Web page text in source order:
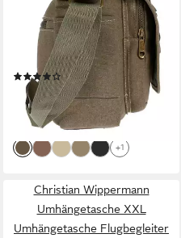
Tasche Schultertasche
Umhängetasche aus Canvas,
inversch. Farben
(31)
28,95 € UVP39,95 €
-28%
lieferbar - in 2-3 Werktagen bei dir
+1
Christian Wippermann
Umhängetasche XXL
Umhängetasche Flugbegleiter